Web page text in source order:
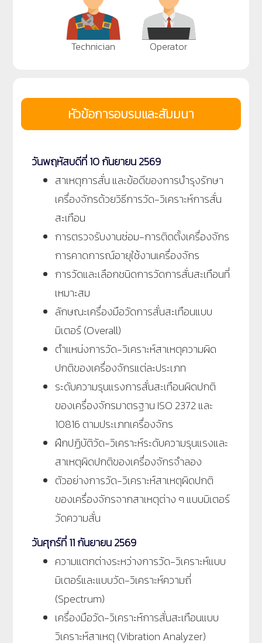
Technician Operator
หัวข้อการอบรมและสัมมนา
วันพฤหัสบดีที่ 10 กันยายน 2569
สาเหตุการสั่น และข้อดีของการบำรุงรักษา
เครื่องจักรด้วยวิธีการวัด-วิเคราะห์การสั่น
สะเทือน
การตรวจรับงานซ่อม-การติดตั้งเครื่องจักร
การคาดการณ์อายุใช้งานเครื่องจักร
การวัดและเลือกชนิดการวัดการสั่นสะเทือนที่
เหมาะสม
ลักษณะเครื่องมือวัดการสั่นสะเทือนแบบ
มิเตอร์ (Overall)
ตำแหน่งการวัด-วิเคราะห์สาเหตุความผิด
ปกติของเครื่องจักรแต่ละประเภท
ระดับความรุนแรงการสั่นสะเทือนผิดปกติ
ของเครื่องจักรมาตรฐาน ISO 2372 และ
10816 ตามประเภทเครื่องจักร
ฝึกปฏิบัติวัด-วิเคราะห์ระดับความรุนแรงและ
สาเหตุผิดปกติของเครื่องจักรจำลอง
ตัวอย่างการวัด-วิเคราะห์สาเหตุผิดปกติ
ของเครื่องจักรจากสาเหตุต่าง ๆ แบบมิเตอร์
วัดความสั่น
วันศุกร์ที่ 11 กันยายน 2569
ความแตกต่างระหว่างการวัด-วิเคราะห์แบบ
มิเตอร์และแบบวัด-วิเคราะห์ความถี่
(Spectrum)
เครื่องมือวัด-วิเคราะห์การสั่นสะเทือนแบบ
วิเคราะห์สาเหตุ (Vibration Analyzer)